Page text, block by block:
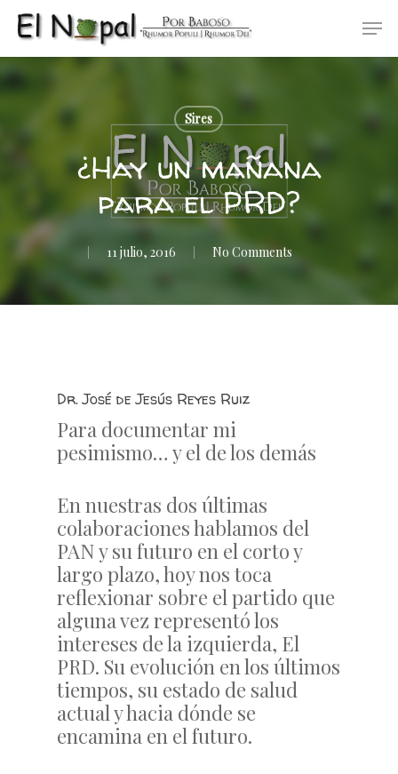
Skip
main
content
Sires
¿Hay un mañana
para el PRD?
11 julio, 2016 No Comments
Dr. José de Jesús Reyes Ruiz
Para documentar mi
pesimismo… y el de los demás
En nuestras dos últimas
colaboraciones hablamos del
PAN y su futuro en el corto y
largo plazo, hoy nos toca
reflexionar sobre el partido que
alguna vez representó los
intereses de la izquierda, El
PRD. Su evolución en los últimos
tiempos, su estado de salud
actual y hacia dónde se
encamina en el futuro.